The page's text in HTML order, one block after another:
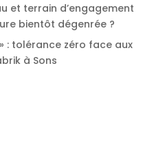
et terrain d’engagement
bientôt dégenrée ?
: tolérance zéro face aux
à Sons